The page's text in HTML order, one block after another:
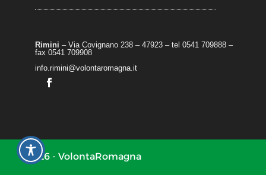
Rimini – Via Covignano 238 – 47923 – tel 0541 709888 –
fax 0541 709908
info.rimini@volontaromagna.it
2026 - VolontaRomagna